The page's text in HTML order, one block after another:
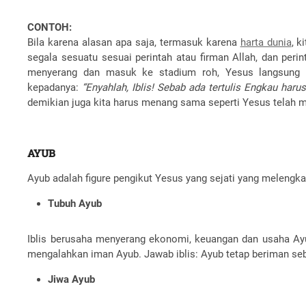
CONTOH:
Bila karena alasan apa saja, termasuk karena harta dunia,
segala sesuatu sesuai perintah atau firman Allah, dan
menyerang dan masuk ke stadium roh, Yesus
kepadanya: “Enyahlah, Iblis! Sebab ada tertulis Engkau
demikian juga kita harus menang sama seperti Yesus telah
AYUB
Ayub adalah figure pengikut Yesus yang sejati yang
Tubuh Ayub
Iblis berusaha menyerang ekonomi, keuangan dan usaha
mengalahkan iman Ayub. Jawab iblis: Ayub tetap beriman
Jiwa Ayub